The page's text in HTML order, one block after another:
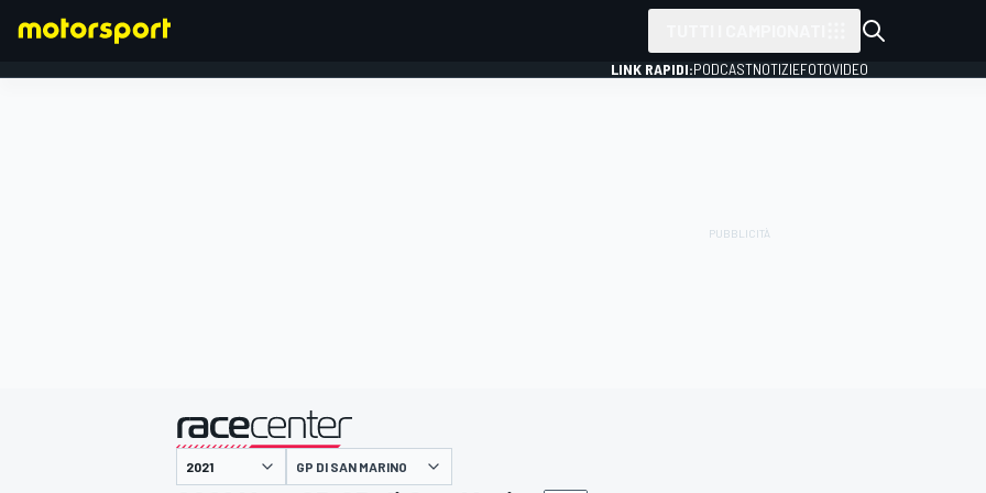
LINK RAPIDI:PODCASTNOTIZIEFOTOVIDEO
presentato da
GP DI SAN MARINO